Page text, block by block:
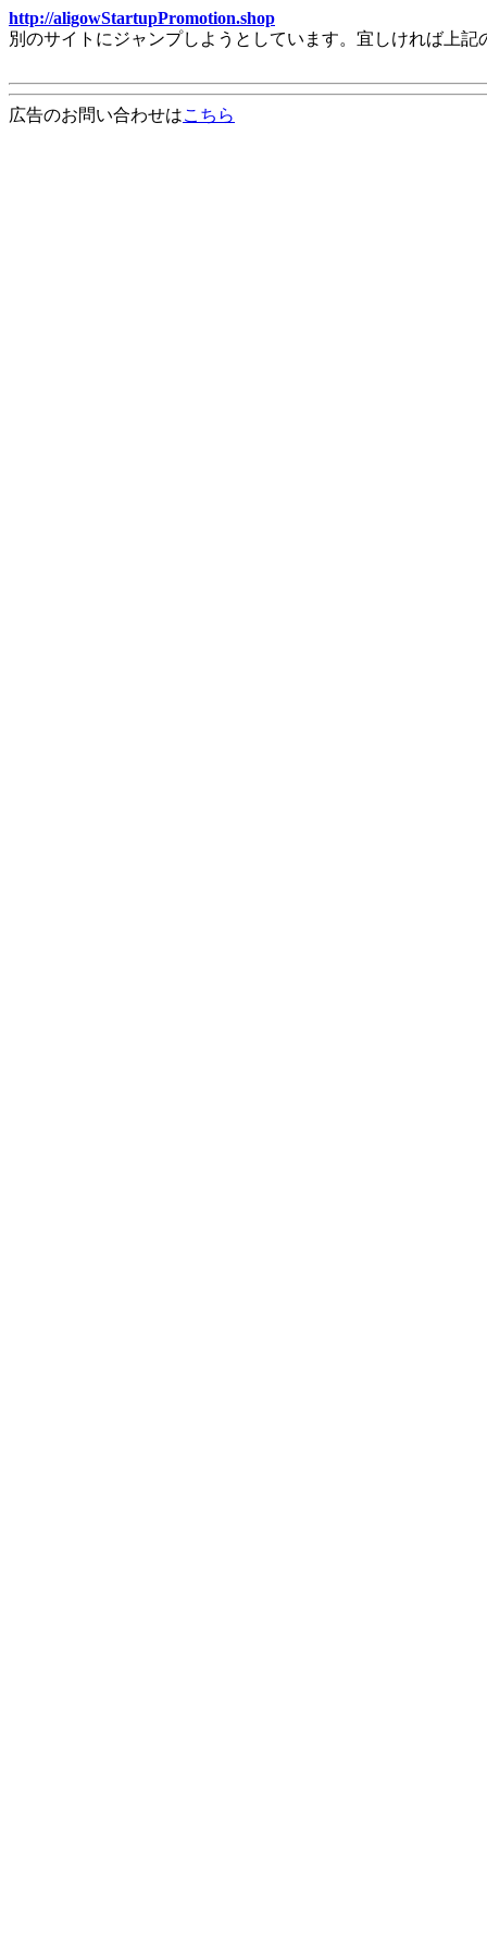
http://aligowStartupPromotion.shop
別のサイトにジャンプしようとしています。宜しければ上
広告のお問い合わせはこちら